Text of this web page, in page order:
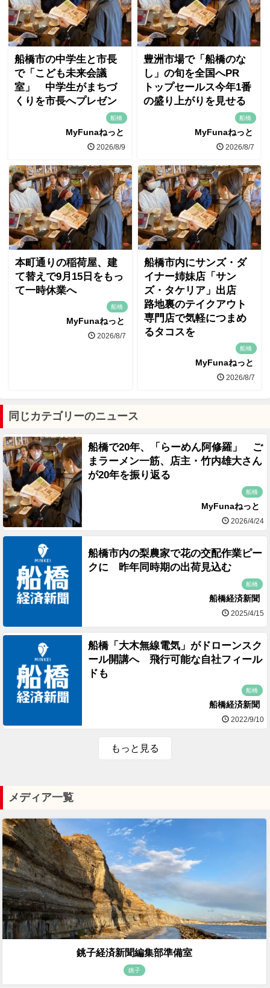
船橋市の中学生と市長
で「こども未来会議
室」 中学生がまちづ
くりを市長へプレゼン
船橋
MyFunaねっと
2026/8/9
豊洲市場で「船橋のな
し」の旬を全国へPR
トップセールス今年1番
の盛り上がりを見せる
船橋
MyFunaねっと
2026/8/7
本町通りの稲荷屋、建
て替えで9月15日をもっ
て一時休業へ
船橋
MyFunaねっと
2026/8/7
船橋市内にサンズ・ダ
イナー姉妹店「サン
ズ・タケリア」出店
路地裏のテイクアウト
専門店で気軽につまめ
るタコスを
船橋
MyFunaねっと
2026/8/7
同じカテゴリーのニュース
船橋で20年、「らーめん阿修羅」 ご
まラーメン一筋、店主・竹内雄大さん
が20年を振り返る
船橋
MyFunaねっと
2026/4/24
船橋市内の梨農家で花の交配作業ピー
クに 昨年同時期の出荷見込む
船橋
船橋経済新聞
2025/4/15
船橋「大木無線電気」がドローンスク
ール開講へ 飛行可能な自社フィール
ドも
船橋
船橋経済新聞
2022/9/10
もっと見る
メディア一覧
銚子経済新聞編集部準備室
銚子